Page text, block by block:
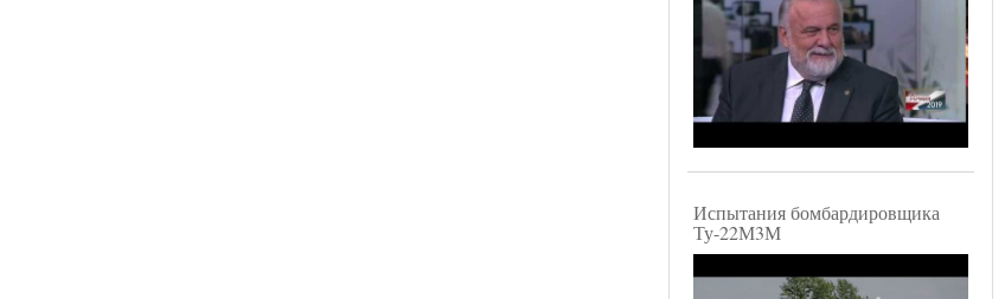
Испытания бомбардировщика
Ту-22М3М